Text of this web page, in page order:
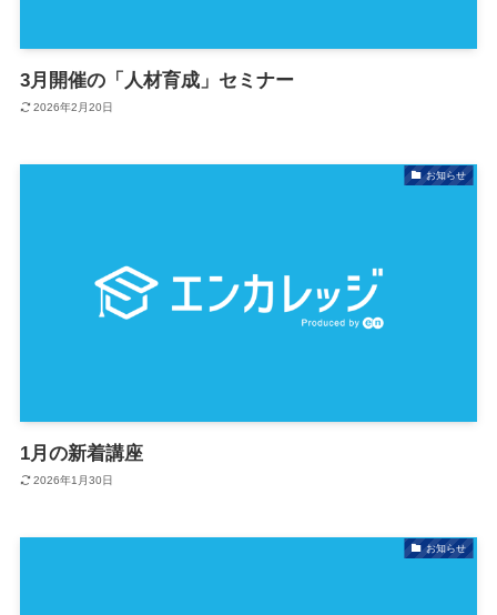
3月開催の「人材育成」セミナー
2026年2月20日
お知らせ
1月の新着講座
2026年1月30日
お知らせ